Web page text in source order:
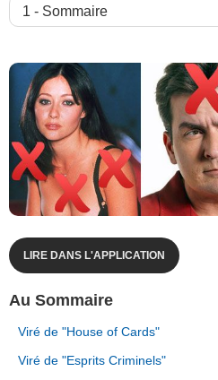
LIRE DANS L'APPLICATION
Au Sommaire
Viré de "House of Cards"
Viré de "Esprits Criminels"